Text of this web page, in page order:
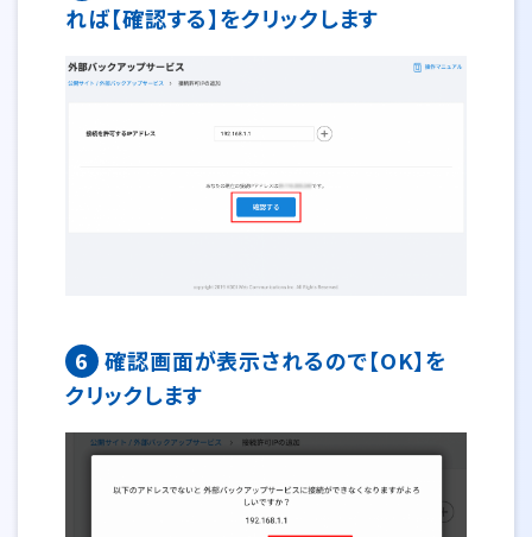
れば【確認する】をクリックします
6 確認画面が表示されるので【OK】を
クリックします